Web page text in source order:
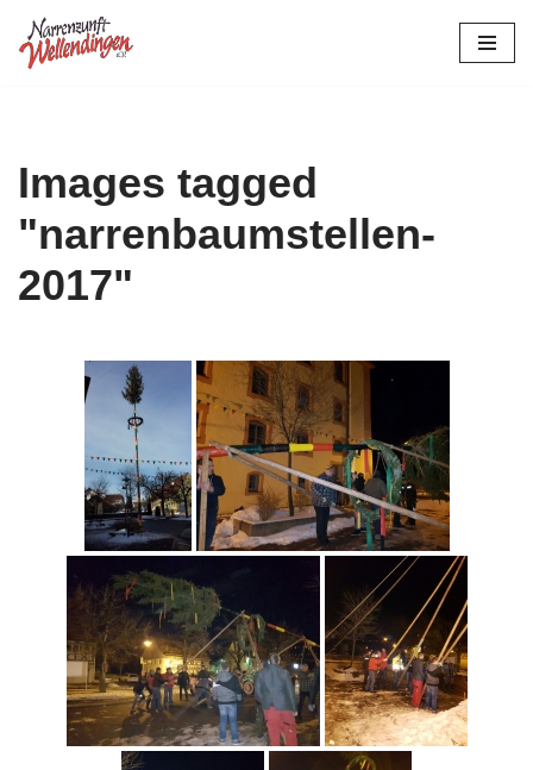
Zum
Images tagged
"narrenbaumstellen-
2017"